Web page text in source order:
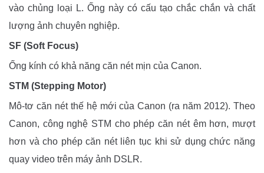
vào chủng loại L. Ống này có cấu tạo chắc chắn và chất
lượng ảnh chuyên nghiệp.
SF (Soft Focus)
Ống kính có khả năng căn nét mịn của Canon.
STM (Stepping Motor)
Mô-tơ căn nét thế hệ mới của Canon (ra năm 2012). Theo
Canon, công nghệ STM cho phép căn nét êm hơn, mượt
hơn và cho phép căn nét liên tục khi sử dụng chức năng
quay video trên máy ảnh DSLR.